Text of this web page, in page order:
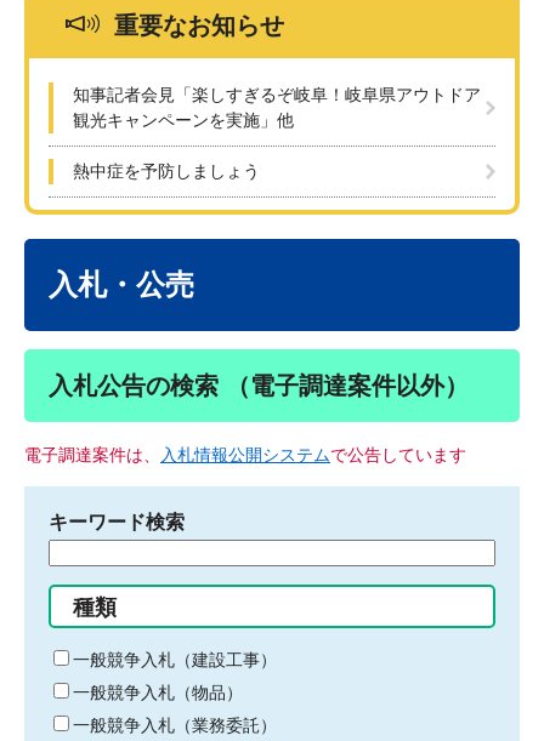
重要なお知らせ
知事記者会見「楽しすぎるぞ岐阜！岐阜県アウトドア
観光キャンペーンを実施」他
熱中症を予防しましょう
入札・公売
入札公告の検索 （電子調達案件以外）
電子調達案件は、 入札情報公開システムで公告しています
キーワード検索
る
キ
ー
ワ
ー
種類
一般競争入札（建設工事）
一般競争入札（物品）
一般競争入札（業務委託）